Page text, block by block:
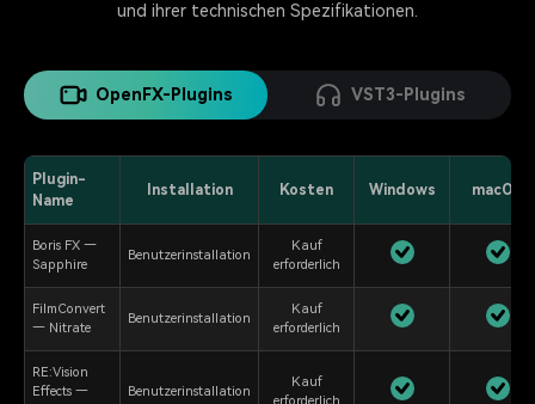
und ihrer technischen Spezifikationen.
OpenFX-Plugins VST3-Plugins
Plugin-
Name
Installation Kosten Windows macOS
Boris FX —
Sapphire
Benutzerinstallation
Kauf
erforderlich
FilmConvert
— Nitrate
Benutzerinstallation
Kauf
erforderlich
RE:Vision
Effects —
Benutzerinstallation
Kauf
erforderlich